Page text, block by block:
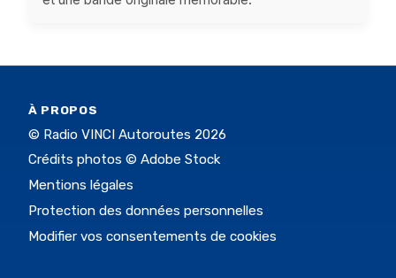
À PROPOS
© Radio VINCI Autoroutes 2026
Crédits photos © Adobe Stock
Mentions légales
Protection des données personnelles
Modifier vos consentements de cookies